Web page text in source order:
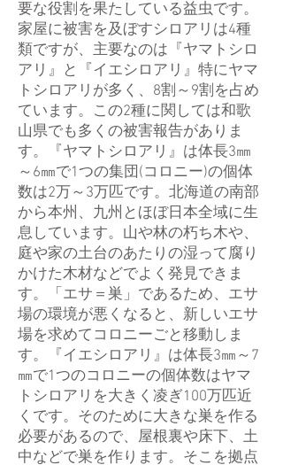
要な役割を果たしている益虫です。
家屋に被害を及ぼすシロアリは4種
類ですが、主要なのは『ヤマトシロ
アリ』と『イエシロアリ』特にヤマ
トシロアリが多く、8割～9割を占め
ています。この2種に関しては和歌
山県でも多くの被害報告がありま
す。『ヤマトシロアリ』は体長3㎜
～6㎜で1つの集団(コロニー)の個体
数は2万～3万匹です。北海道の南部
から本州、九州とほぼ日本全域に生
息しています。山や林の朽ち木や、
庭や家の土台のあたりの湿って腐り
かけた木材などでよく発見できま
す。「エサ＝巣」であるため、エサ
場の環境が悪くなると、新しいエサ
場を求めてコロニーごと移動しま
す。『イエシロアリ』は体長3㎜～7
㎜で1つのコロニーの個体数はヤマ
トシロアリを大きく凌ぎ100万匹近
くです。そのために大きな巣を作る
必要があるので、屋根裏や床下、土
中などで巣を作ります。そこを拠点